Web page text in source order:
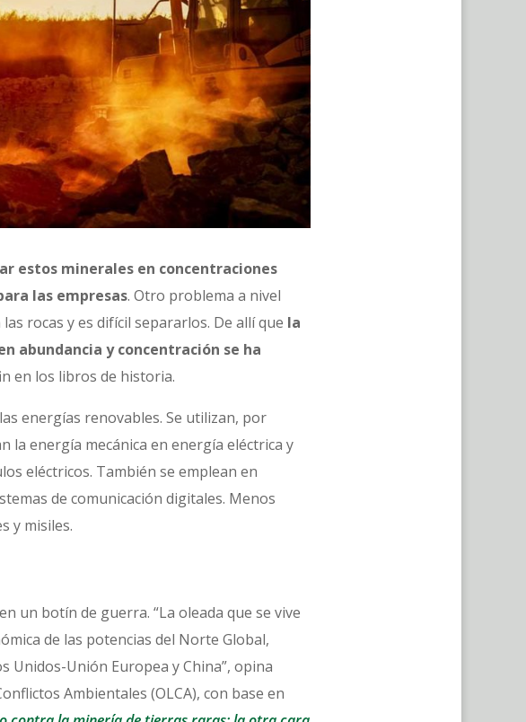
estos minerales en concentraciones
las empresas. Otro problema a nivel
rocas y es difícil separarlos. De allí que la
abundancia y concentración se ha
en los libros de historia.
energías renovables. Se utilizan, por
la energía mecánica en energía eléctrica y
eléctricos. También se emplean en
de comunicación digitales. Menos
y misiles.
un botín de guerra. “La oleada que se vive
de las potencias del Norte Global,
Unidos-Unión Europea y China”, opina
Ambientales (OLCA), con base en